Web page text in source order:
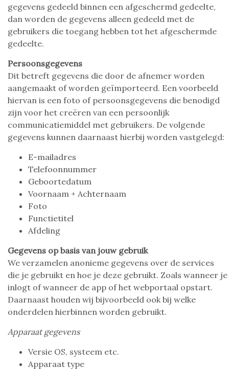
gegevens gedeeld binnen een afgeschermd gedeelte,
dan worden de gegevens alleen gedeeld met de
gebruikers die toegang hebben tot het afgeschermde
gedeelte.
Persoonsgegevens
Dit betreft gegevens die door de afnemer worden
aangemaakt of worden geïmporteerd. Een voorbeeld
hiervan is een foto of persoonsgegevens die benodigd
zijn voor het creëren van een persoonlijk
communicatiemiddel met gebruikers. De volgende
gegevens kunnen daarnaast hierbij worden vastgelegd:
E-mailadres
Telefoonnummer
Geboortedatum
Voornaam + Achternaam
Foto
Functietitel
Afdeling
Gegevens op basis van jouw gebruik
We verzamelen anonieme gegevens over de services
die je gebruikt en hoe je deze gebruikt. Zoals wanneer je
inlogt of wanneer de app of het webportaal opstart.
Daarnaast houden wij bijvoorbeeld ook bij welke
onderdelen hierbinnen worden gebruikt.
Apparaat gegevens
Versie OS, systeem etc.
Apparaat type